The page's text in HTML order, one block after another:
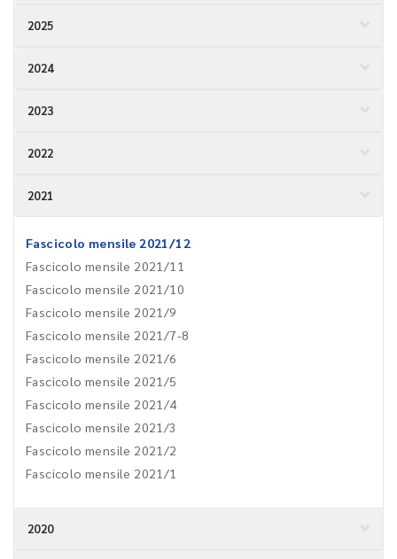
2025
2024
2023
2022
2021
Fascicolo mensile 2021/12
Fascicolo mensile 2021/11
Fascicolo mensile 2021/10
Fascicolo mensile 2021/9
Fascicolo mensile 2021/7-8
Fascicolo mensile 2021/6
Fascicolo mensile 2021/5
Fascicolo mensile 2021/4
Fascicolo mensile 2021/3
Fascicolo mensile 2021/2
Fascicolo mensile 2021/1
2020